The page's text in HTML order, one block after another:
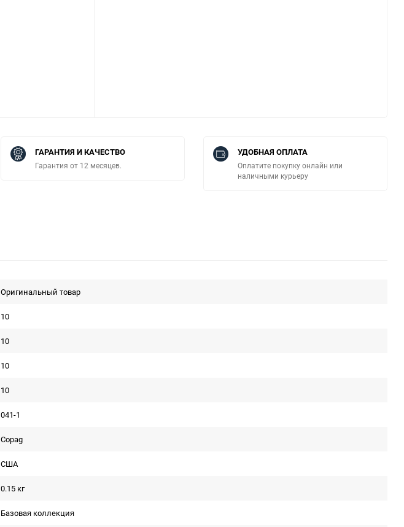
ГАРАНТИЯ И КАЧЕСТВО
Гарантия от 12 месяцев.
УДОБНАЯ ОПЛАТА
Оплатите покупку онлайн или
наличными курьеру
Оригинальный товар
10
10
10
10
041-1
Copag
США
0.15 кг
Базовая коллекция